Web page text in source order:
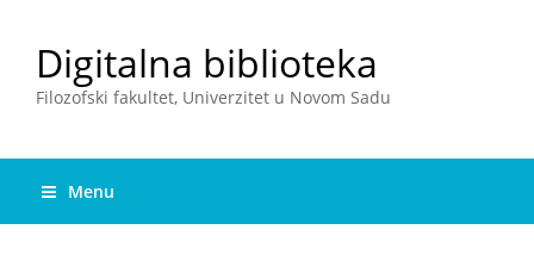
Digitalna biblioteka
Filozofski fakultet, Univerzitet u Novom Sadu
Menu